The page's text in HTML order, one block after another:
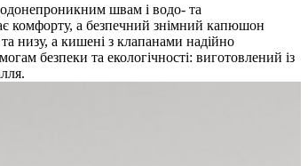
швам і водо- та
комфорту, а безпечний знімний капюшон
низу, а кишені з клапанами надійно
безпеки та екологічності: виготовлений із